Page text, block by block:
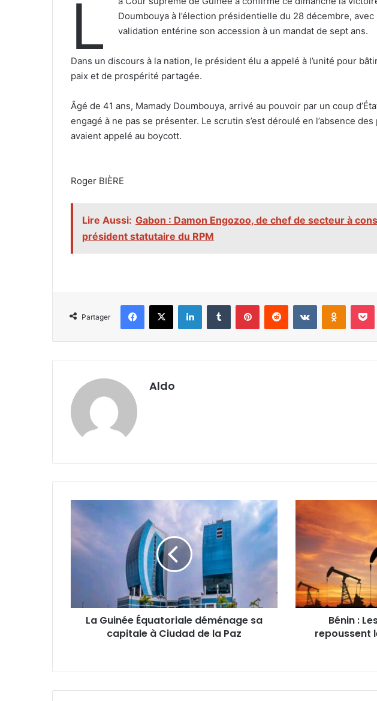
L
Doumbouya à l’élection présidentielle du 28 décembre,
validation entérine son accession à un mandat de sept ans.
‎Dans un discours à la nation, le président élu a appelé à l’unité pour
paix et de prospérité partagée.
‎Âgé de 41 ans, Mamady Doumbouya, arrivé au pouvoir par un coup
engagé à ne pas se présenter. Le scrutin s’est déroulé en l’absence
avaient appelé au boycott.
‎Roger BIÈRE
Lire Aussi: Gabon : Damon Engozoo, de chef de secteur à
président statutaire du RPM
Partager
Facebook
X LinkedinTumblr PinterestReddit VKontakte
Aldo
Guinée
Équatoriale
de
La Guinée Équatoriale déménage sa
capitale à Ciudad de la Paz
:
Les
techniques
repoussent
le
retour
du
Bénin :
repoussent